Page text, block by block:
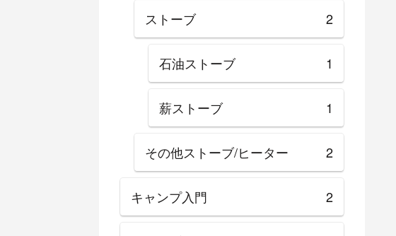
ストーブ 2
石油ストーブ 1
薪ストーブ 1
その他ストーブ/ヒーター 2
キャンプ入門 2